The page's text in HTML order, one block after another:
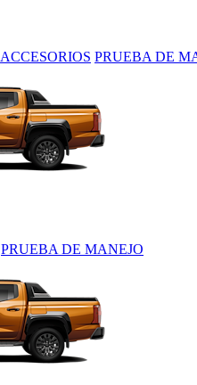
ACCESORIOS PRUEBA DE
PRUEBA DE MANEJO